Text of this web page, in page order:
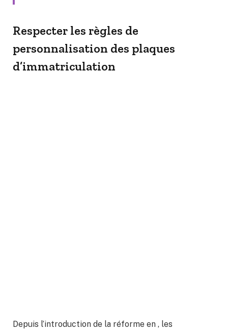
Respecter les règles de
personnalisation des plaques
d’immatriculation
Depuis l’introduction de la réforme en , les